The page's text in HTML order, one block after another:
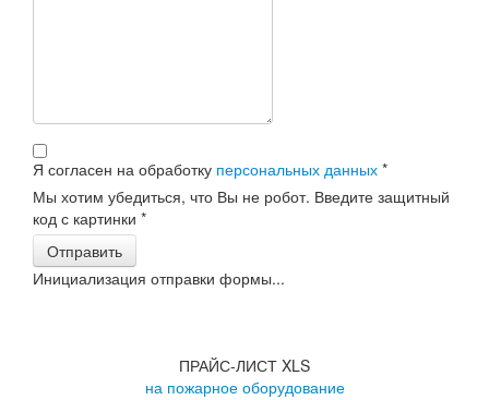
Я согласен на обработку персональных данных *
Мы хотим убедиться, что Вы не робот. Введите защитный
код с картинки *
Отправить
Инициализация отправки формы...
ПРАЙС-ЛИСТ XLS
на пожарное оборудование